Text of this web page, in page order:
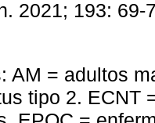
2021; 193:
AM = adultos
tipo 2. ECNT